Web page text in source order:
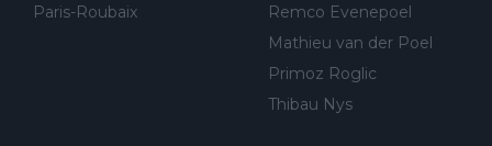
Paris-Roubaix
Remco Evenepoel
Mathieu van der Poel
Primoz Roglic
Thibau Nys